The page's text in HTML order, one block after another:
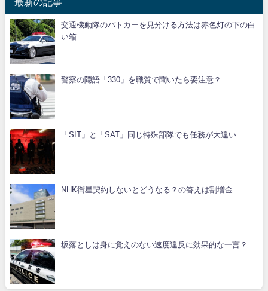
交通機動隊のパトカーを見分ける方法は赤色灯の下の白
い箱
警察の隠語「330」を職質で聞いたら要注意？
「SIT」と「SAT」同じ特殊部隊でも任務が大違い
NHK衛星契約しないとどうなる？の答えは割増金
坂落としは身に覚えのない速度違反に効果的な一言？